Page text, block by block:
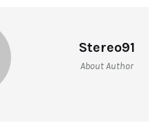
Stereo91
About Author